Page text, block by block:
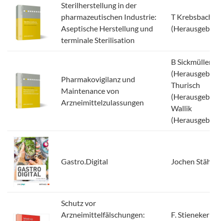
Sterilherstellung in der
pharmazeutischen Industrie:
Aseptische Herstellung und
terminale Sterilisation
T Krebsbach
Pharmakovigilanz und
Maintenance von
Arzneimittelzulassungen
B Sickmüller
Thurisch
Wallik
Gastro.Digital Jochen
Schutz vor
Arzneimittelfälschungen:
F. Stieneker